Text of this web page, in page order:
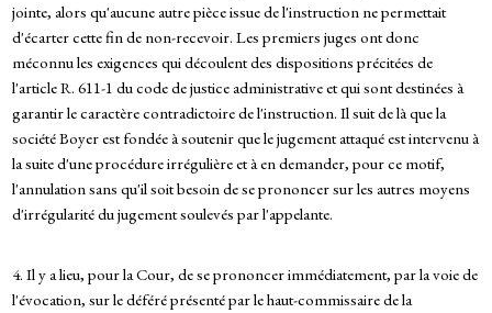
jointe, alors qu'aucune autre pièce issue de l'instruction ne permettait
d'écarter cette fin de non-recevoir. Les premiers juges ont donc
méconnu les exigences qui découlent des dispositions précitées de
l'article R. 611-1 du code de justice administrative et qui sont destinées à
garantir le caractère contradictoire de l'instruction. Il suit de là que la
société Boyer est fondée à soutenir que le jugement attaqué est intervenu à
la suite d'une procédure irrégulière et à en demander, pour ce motif,
l'annulation sans qu'il soit besoin de se prononcer sur les autres moyens
d'irrégularité du jugement soulevés par l'appelante.
4. Il y a lieu, pour la Cour, de se prononcer immédiatement, par la voie de
l'évocation, sur le déféré présenté par le haut-commissaire de la